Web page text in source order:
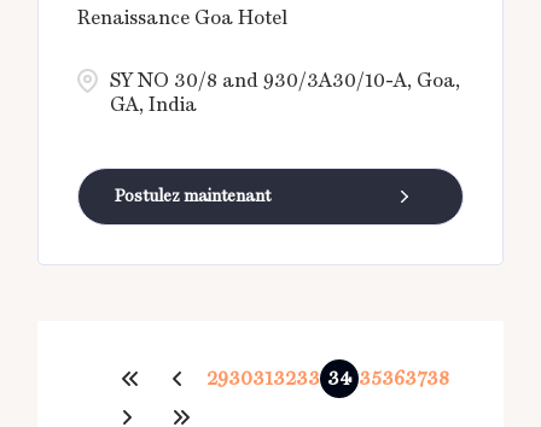
SY NO 30/8 and 930/3A30/10-A, Goa,
GA, India
Renaissance Goa Hotel
Postulez maintenant
2930313233 34 35363738